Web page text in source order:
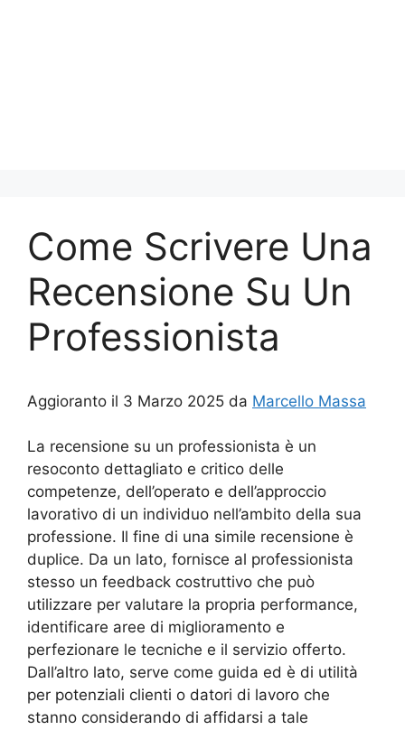
Come Scrivere Una
Recensione Su Un
Professionista
Aggioranto il 3 Marzo 2025 da Marcello Massa
La recensione su un professionista è un
resoconto dettagliato e critico delle
competenze, dell’operato e dell’approccio
lavorativo di un individuo nell’ambito della sua
professione. Il fine di una simile recensione è
duplice. Da un lato, fornisce al professionista
stesso un feedback costruttivo che può
utilizzare per valutare la propria performance,
identificare aree di miglioramento e
perfezionare le tecniche e il servizio offerto.
Dall’altro lato, serve come guida ed è di utilità
per potenziali clienti o datori di lavoro che
stanno considerando di affidarsi a tale